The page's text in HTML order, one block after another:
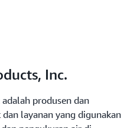
Inc.
produsen dan
layanan yang digunakan